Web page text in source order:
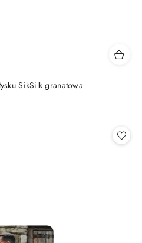
SikSilk granatowa